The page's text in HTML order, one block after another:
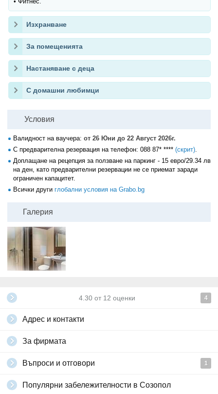
Изхранване
За помещенията
Настаняване с деца
С домашни любимци
Условия
Валидност на ваучера: от 26 Юни до 22 Август 2026г.
С предварителна резервация на телефон: 088 87* **** (скрит).
Доплащане на рецепция за ползване на паркинг - 15 евро/29.34 лв
на ден, като предварителни резервации не се приемат заради
ограничен капацитет.
Всички други глобални условия на Grabo.bg
Галерия
4.30 от 12 оценки 4
Адрес и контакти
За фирмата
Въпроси и отговори 1
Популярни забележителности в Созопол